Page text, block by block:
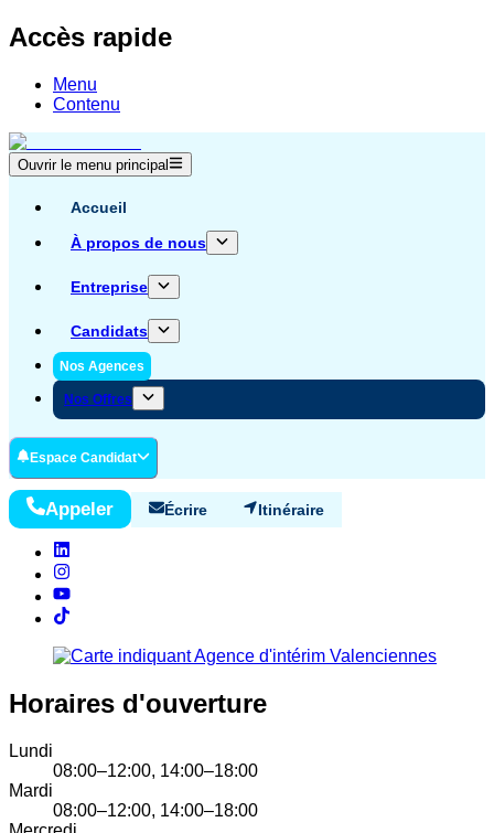
Accès rapide
Menu
Contenu
Ouvrir le menu principal
Accueil
À propos de nous
Entreprise
Candidats
Nos Agences
Nos Offres
Espace Candidat
Appeler Écrire Itinéraire
Horaires d'ouverture
Lundi
08:00–12:00, 14:00–18:00
Mardi
08:00–12:00, 14:00–18:00